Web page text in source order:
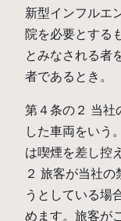
新型インフルエ
院を必要とする
とみなされる者
者であるとき。
第４条の２ 当社
した車両をいう
は喫煙を差し控
２ 旅客が当社
うとしている場
めます。旅客が